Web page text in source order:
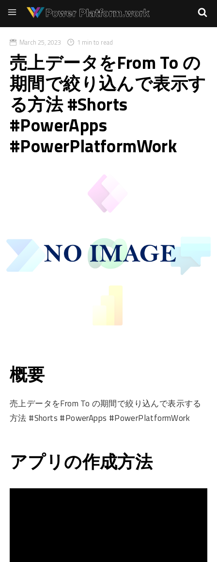
March 25, 2023 1 min to read
売上データをFrom To の
期間で絞り込んで表示す
る方法 #Shorts
#PowerApps
#PowerPlatformWork
概要
売上データをFrom To の期間で絞り込んで表示する
方法 #Shorts #PowerApps #PowerPlatformWork
アプリの作成方法